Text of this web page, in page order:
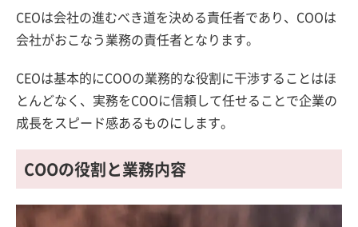
CEOは会社の進むべき道を決める責任者であり、COOは
会社がおこなう業務の責任者となります。
CEOは基本的にCOOの業務的な役割に干渉することはほ
とんどなく、実務をCOOに信頼して任せることで企業の
成長をスピード感あるものにします。
COOの役割と業務内容